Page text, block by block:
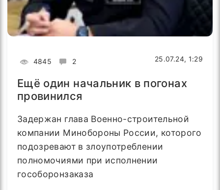
4845 2 25.07.24, 1:29
Ещё один начальник в погонах
провинился
Задержан глава Военно-строительной
компании Минобороны России, которого
подозревают в злоупотреблении
полномочиями при исполнении
гособоронзаказа